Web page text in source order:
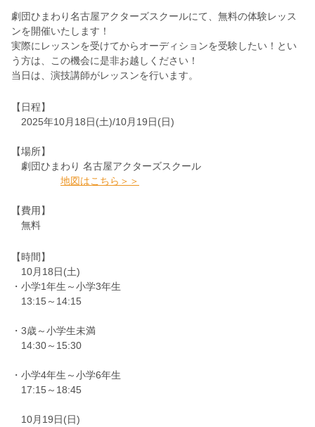
劇団ひまわり名古屋アクターズスクールにて、無料の体験レッス
ンを開催いたします！
実際にレッスンを受けてからオーディションを受験したい！とい
う方は、この機会に是非お越しください！
当日は、演技講師がレッスンを行います。
【日程】
2025年10月18日(土)/10月19日(日)
【場所】
劇団ひまわり 名古屋アクターズスクール
地図はこちら＞＞
【費用】
無料
【時間】
10月18日(土)
・小学1年生～小学3年生
13:15～14:15
・3歳～小学生未満
14:30～15:30
・小学4年生～小学6年生
17:15～18:45
10月19日(日)